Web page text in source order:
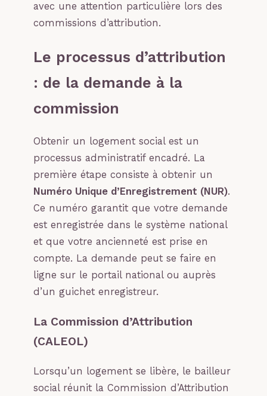
avec une attention particulière lors des
commissions d’attribution.
Le processus d’attribution
: de la demande à la
commission
Obtenir un logement social est un
processus administratif encadré. La
première étape consiste à obtenir un
Numéro Unique d’Enregistrement (NUR).
Ce numéro garantit que votre demande
est enregistrée dans le système national
et que votre ancienneté est prise en
compte. La demande peut se faire en
ligne sur le portail national ou auprès
d’un guichet enregistreur.
La Commission d’Attribution
(CALEOL)
Lorsqu’un logement se libère, le bailleur
social réunit la Commission d’Attribution